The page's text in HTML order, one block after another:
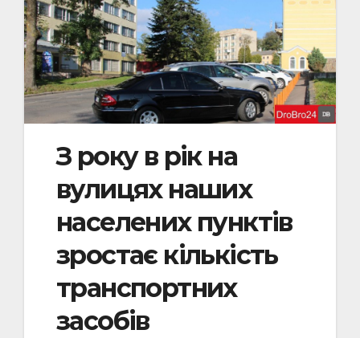
З року в рік на
вулицях наших
населених пунктів
зростає кількість
транспортних
засобів